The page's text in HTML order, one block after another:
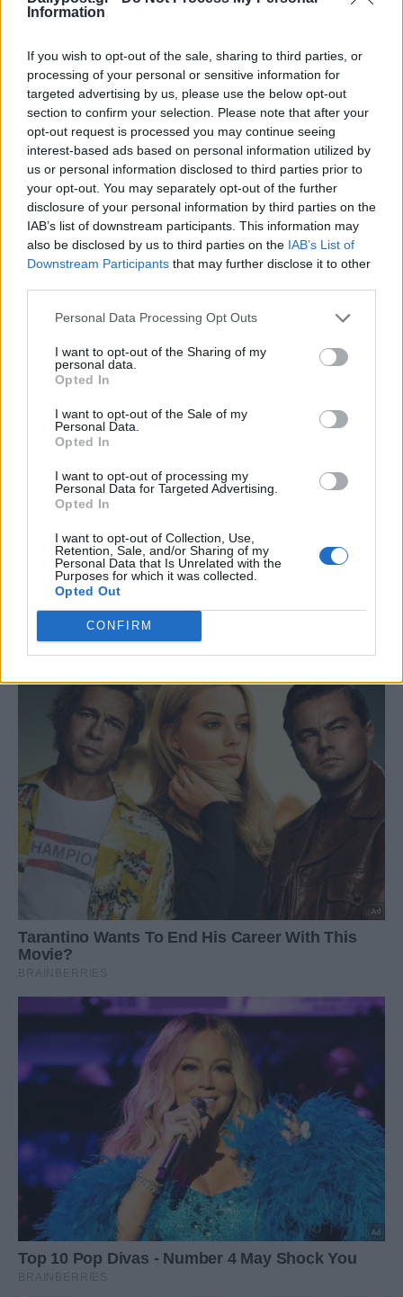
Information
If you wish to opt-out of the sale, sharing to third parties, or
processing of your personal or sensitive information for
targeted advertising by us, please use the below opt-out
section to confirm your selection. Please note that after your
opt-out request is processed you may continue seeing
interest-based ads based on personal information utilized by
us or personal information disclosed to third parties prior to
your opt-out. You may separately opt-out of the further
disclosure of your personal information by third parties on the
IAB’s list of downstream participants. This information may
also be disclosed by us to third parties on the IAB’s List of
Downstream Participants that may further disclose it to other
Personal Data Processing Opt Outs
I want to opt-out of the Sharing of my
personal data.
Opted In
I want to opt-out of the Sale of my
Personal Data.
Opted In
I want to opt-out of processing my
Personal Data for Targeted Advertising.
Opted In
I want to opt-out of Collection, Use,
Retention, Sale, and/or Sharing of my
Personal Data that Is Unrelated with the
Purposes for which it was collected.
Opted Out
CONFIRM